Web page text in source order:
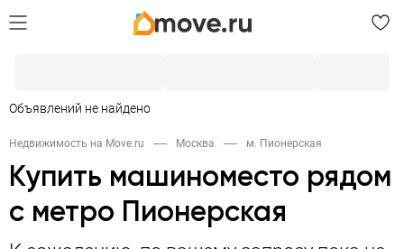
Объявлений не найдено
Недвижимость на Move.ru Москва м. Пионерская
Купить машиноместо рядом
с метро Пионерская